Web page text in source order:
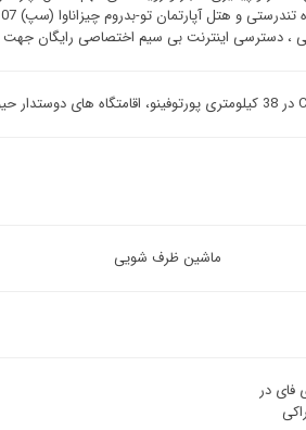
دسترسی اینترنت بی سیم اختصاصی رایگان جهت
ماشین ظرف شویی
فای در